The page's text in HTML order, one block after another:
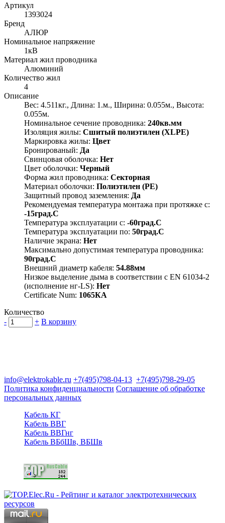
Артикул
1393024
Бренд
АЛЮР
Номинальное напряжение
1кВ
Материал жил проводника
Алюминий
Количество жил
4
Описание
Вес: 4.511кг., Длина: 1.м., Ширина: 0.055м., Высота:
0.055м.
Номинальное сечение проводника: 240кв.мм
Изоляция жилы: Сшитый полиэтилен (XLPE)
Маркировка жилы: Цвет
Бронированый: Да
Свинцовая оболочка: Нет
Цвет оболочки: Черный
Форма жил проводника: Секторная
Материал оболочки: Полиэтилен (PE)
Защитный провод заземления: Да
Рекомендуемая температура монтажа при протяжке с:
-15град.C
Температура эксплуатации с: -60град.C
Температура эксплуатации по: 50град.C
Наличие экрана: Нет
Максимально допустимая температура проводника:
90град.C
Внешний диаметр кабеля: 54.88мм
Низкое выделение дыма в соответствии с EN 61034-2
(исполнение нг-LS): Нет
Certificate Num: 1065КА
Количество
-
+ В корзину
info@elektrokable.ru +7(495)798-04-13 +7(495)798-29-05
Политика конфиденциальности Соглашение об обработке
персональных данных
Кабель КГ
Кабель ВВГ
Кабель ВВГнг
Кабель ВБбШв, ВБШв